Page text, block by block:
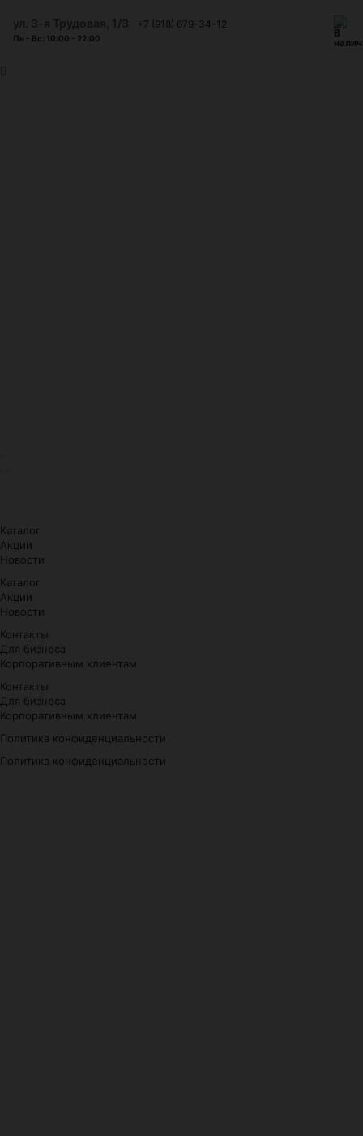
+7 (918) 679-34-12
Пн - Вс: 10:00 - 22:00
Каталог
Акции
Новости
Каталог
Акции
Новости
Контакты
Для бизнеса
Корпоративным клиентам
Контакты
Для бизнеса
Корпоративным клиентам
Политика конфиденциальности
Политика конфиденциальности